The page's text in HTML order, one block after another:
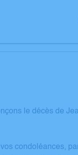
le décès de
condoléances,